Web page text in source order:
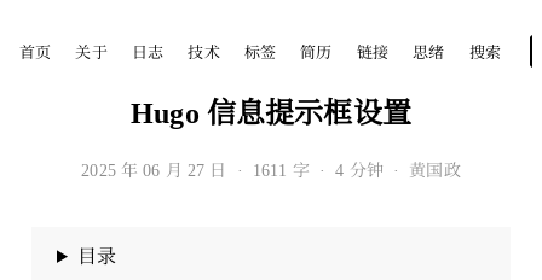
首页 关于 日志 技术 标签 简历 链接 思绪 搜索
Hugo 信息提示框设置
2025 年 06 月 27 日 · 1611 字 · 4 分钟 · 黄国政
目录